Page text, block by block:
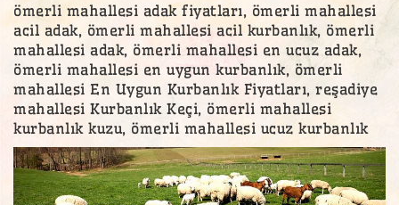
ömerli mahallesi adak fiyatları, ömerli mahallesi
acil adak, ömerli mahallesi acil kurbanlık, ömerli
mahallesi adak, ömerli mahallesi en ucuz adak,
ömerli mahallesi en uygun kurbanlık, ömerli
mahallesi En Uygun Kurbanlık Fiyatları, reşadiye
mahallesi Kurbanlık Keçi, ömerli mahallesi
kurbanlık kuzu, ömerli mahallesi ucuz kurbanlık